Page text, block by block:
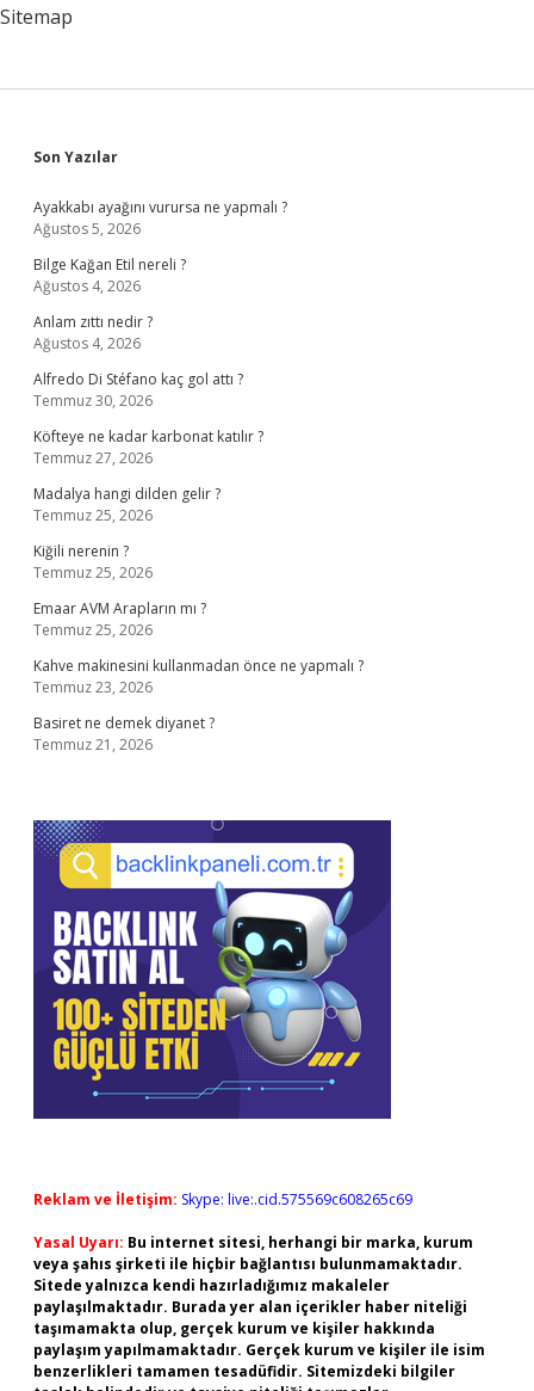
Sitemap
Sidebar
Son Yazılar
Ayakkabı ayağını vurursa ne yapmalı ?
Ağustos 5, 2026
Bilge Kağan Etil nereli ?
Ağustos 4, 2026
Anlam zıttı nedir ?
Ağustos 4, 2026
Alfredo Di Stéfano kaç gol attı ?
Temmuz 30, 2026
Köfteye ne kadar karbonat katılır ?
Temmuz 27, 2026
Madalya hangi dilden gelir ?
Temmuz 25, 2026
Kiğili nerenin ?
Temmuz 25, 2026
Emaar AVM Arapların mı ?
Temmuz 25, 2026
Kahve makinesini kullanmadan önce ne yapmalı ?
Temmuz 23, 2026
Basiret ne demek diyanet ?
Temmuz 21, 2026
Reklam ve İletişim: Skype: live:.cid.575569c608265c69
Yasal Uyarı: Bu internet sitesi, herhangi bir marka, kurum
veya şahıs şirketi ile hiçbir bağlantısı bulunmamaktadır.
Sitede yalnızca kendi hazırladığımız makaleler
paylaşılmaktadır. Burada yer alan içerikler haber niteliği
taşımamakta olup, gerçek kurum ve kişiler hakkında
paylaşım yapılmamaktadır. Gerçek kurum ve kişiler ile isim
benzerlikleri tamamen tesadüfidir. Sitemizdeki bilgiler